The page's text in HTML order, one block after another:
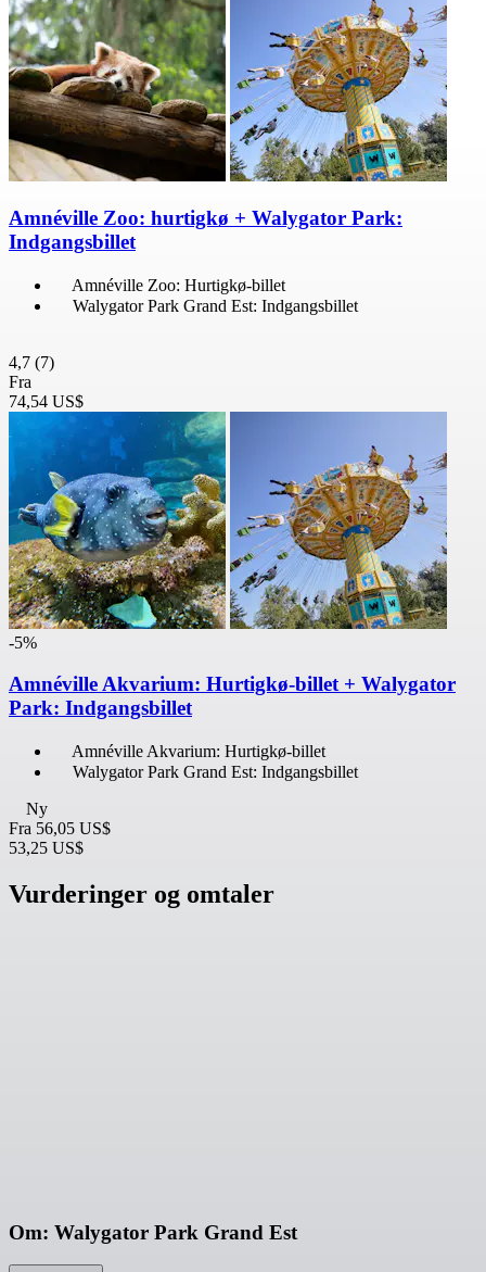
Amnéville Zoo: hurtigkø + Walygator Park:
Indgangsbillet
Amnéville Zoo: Hurtigkø-billet
Walygator Park Grand Est: Indgangsbillet
4,7 (7)
Fra
74,54 US$
-5%
Amnéville Akvarium: Hurtigkø-billet + Walygator
Park: Indgangsbillet
Amnéville Akvarium: Hurtigkø-billet
Walygator Park Grand Est: Indgangsbillet
Ny
Fra 56,05 US$
53,25 US$
Vurderinger og omtaler
Om: Walygator Park Grand Est